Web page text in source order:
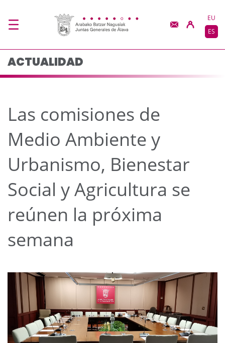
Las comisiones de
EU
ES
ACTUALIDAD
Las comisiones de
Medio Ambiente y
Urbanismo, Bienestar
Social y Agricultura se
reúnen la próxima
semana